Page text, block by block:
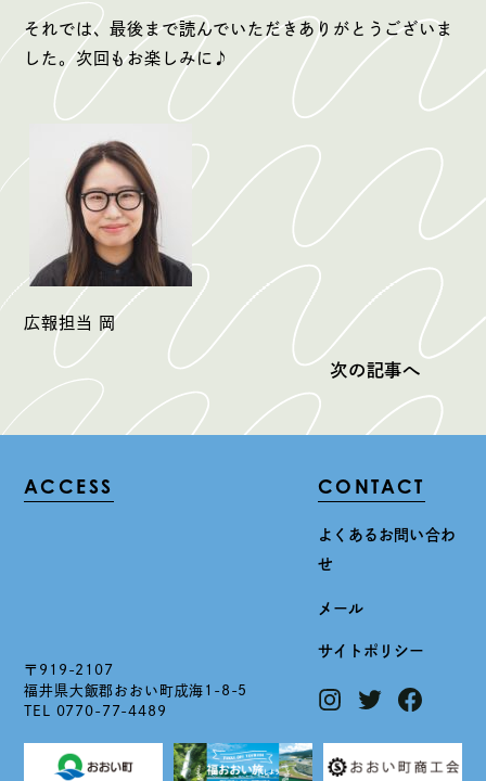
それでは、最後まで読んでいただきありがとうございま
した。次回もお楽しみに♪
広報担当 岡
次の記事へ
ACCESS
〒919-2107
福井県大飯郡おおい町成海1-8-5
TEL 0770-77-4489
CONTACT
よくあるお問い合わ
せ
メール
サイトポリシー